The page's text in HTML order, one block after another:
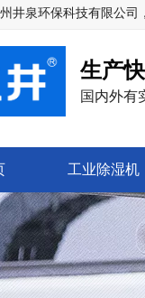
井泉环保科技有限公司
生产
国内外有
工业除湿机